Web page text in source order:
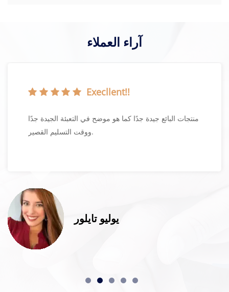
آراء العملاء
Execllent!!
منتجات البائع جيدة جدًا كما هو موضح في التعبئة الجيدة جدًا
ووقت التسليم القصير.
يوليو تايلور